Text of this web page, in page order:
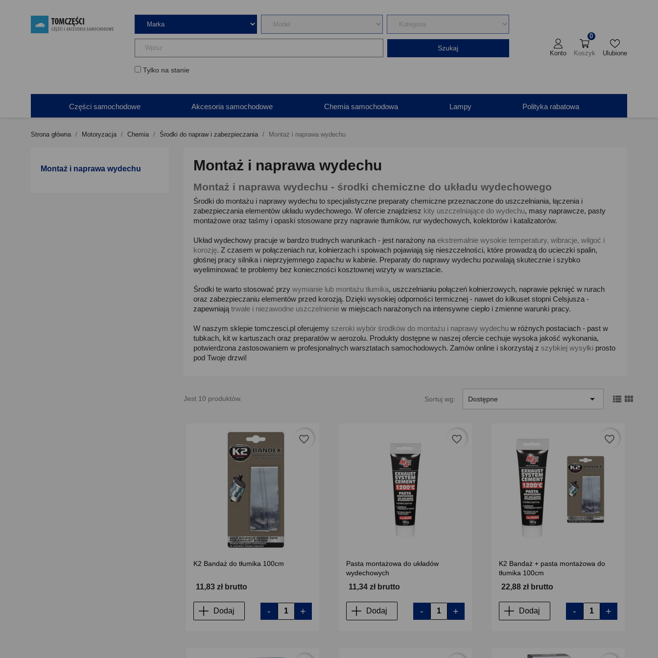
Tylko na stanie
Szukaj
Konto Koszyk
0
Ulubione
Części samochodowe Akcesoria samochodowe Chemia samochodowa Lampy Polityka rabatowa
Strona główna Motoryzacja Chemia Środki do napraw i zabezpieczania Montaż i naprawa wydechu
Montaż i naprawa wydechu Montaż i naprawa wydechu
Montaż i naprawa wydechu - środki chemiczne do układu wydechowego
Środki do montażu i naprawy wydechu to specjalistyczne preparaty chemiczne przeznaczone do uszczelniania, łączenia i
zabezpieczania elementów układu wydechowego. W ofercie znajdziesz kity uszczelniające do wydechu, masy naprawcze, pasty
montażowe oraz taśmy i opaski stosowane przy naprawie tłumików, rur wydechowych, kolektorów i katalizatorów.
Układ wydechowy pracuje w bardzo trudnych warunkach - jest narażony na ekstremalnie wysokie temperatury, wibracje, wilgoć i
korozję. Z czasem w połączeniach rur, kołnierzach i spoiwach pojawiają się nieszczelności, które prowadzą do ucieczki spalin,
głośnej pracy silnika i nieprzyjemnego zapachu w kabinie. Preparaty do naprawy wydechu pozwalają skutecznie i szybko
wyeliminować te problemy bez konieczności kosztownej wizyty w warsztacie.
Środki te warto stosować przy wymianie lub montażu tłumika, uszczelnianiu połączeń kołnierzowych, naprawie pęknięć w rurach
oraz zabezpieczaniu elementów przed korozją. Dzięki wysokiej odporności termicznej - nawet do kilkuset stopni Celsjusza -
zapewniają trwałe i niezawodne uszczelnienie w miejscach narażonych na intensywne ciepło i zmienne warunki pracy.
W naszym sklepie tomczesci.pl oferujemy szeroki wybór środków do montażu i naprawy wydechu w różnych postaciach - past w
tubkach, kit w kartuszach oraz preparatów w aerozolu. Produkty dostępne w naszej ofercie cechuje wysoka jakość wykonania,
potwierdzona zastosowaniem w profesjonalnych warsztatach samochodowych. Zamów online i skorzystaj z szybkiej wysyłki prosto
pod Twoje drzwi!
Jest 10 produktów. Sortuj wg: Dostępne   
K2 Bandaż do tłumika 100cm
11,83 zł brutto
Dodaj - +
favorite_border
Pasta montażowa do układów
wydechowych
11,34 zł brutto
Dodaj - +
favorite_border
K2 Bandaż + pasta montażowa do
tłumika 100cm
22,88 zł brutto
Dodaj - +
favorite_border